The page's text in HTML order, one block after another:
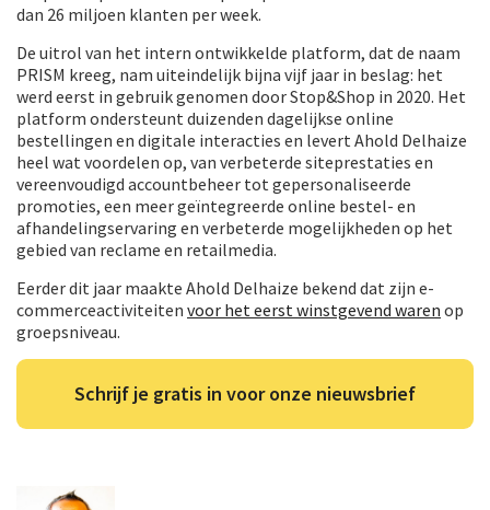
dan 26 miljoen klanten per week.
De uitrol van het intern ontwikkelde platform, dat de naam
PRISM kreeg, nam uiteindelijk bijna vijf jaar in beslag: het
werd eerst in gebruik genomen door Stop&Shop in 2020. Het
platform ondersteunt duizenden dagelijkse online
bestellingen en digitale interacties en levert Ahold Delhaize
heel wat voordelen op, van verbeterde siteprestaties en
vereenvoudigd accountbeheer tot gepersonaliseerde
promoties, een meer geïntegreerde online bestel- en
afhandelingservaring en verbeterde mogelijkheden op het
gebied van reclame en retailmedia.
Eerder dit jaar maakte Ahold Delhaize bekend dat zijn e-
commerceactiviteiten voor het eerst winstgevend waren op
groepsniveau.
Schrijf je gratis in voor onze nieuwsbrief